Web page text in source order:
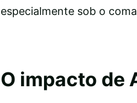
especialmente sob o
O impacto de